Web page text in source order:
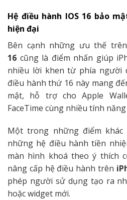
Hệ điều hành IOS 16 bảo
hiện đại
Bên cạnh những ưu thế
16 cũng là điểm nhấn giúp
nhiều lời khen từ phía người
điều hành thứ 16 này mang
mật, hỗ trợ cho Apple
FaceTime cùng nhiều tính
Một trong những điểm khác
những hệ điều hành tiền
màn hình khoá theo ý thích
nâng cấp hệ điều hành trên
phép người sử dụng tạo ra
hoặc widget mới.